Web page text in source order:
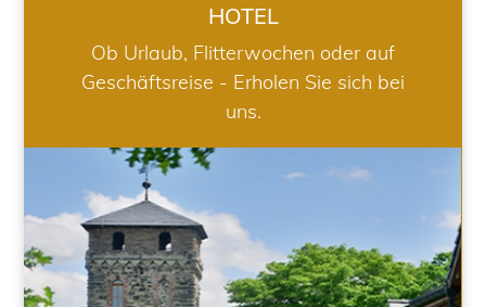
HOTEL
Ob Urlaub, Flitterwochen oder auf
Geschäftsreise - Erholen Sie sich bei
uns.